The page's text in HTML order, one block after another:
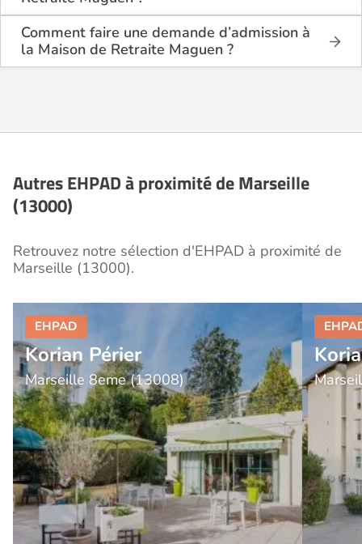
par mois.
Il y a 1 avis déposé(s) sur la Maison de Retraite
Maguen : elle a reçu la note moyenne de 5/5 pour
l'ensemble de ses prestations.
Comment faire une demande d’admission à
la Maison de Retraite Maguen ?
La demande s’effectue directement via le formulaire
les coûts et les démarches administratives
Autres EHPAD à proximité de Marseille
(13000)
Retrouvez notre sélection d'EHPAD à proximité de
Marseille (13000).
Korian Périer
Marseille 8eme (13008)